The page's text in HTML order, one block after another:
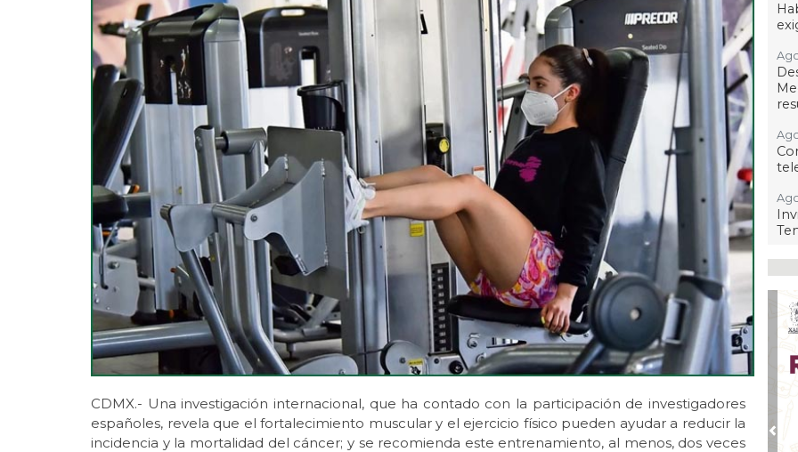
CDMX.- Una investigación internacional, que ha contado con la participación de investigadores
españoles, revela que el fortalecimiento muscular y el ejercicio físico pueden ayudar a reducir la
incidencia y la mortalidad del cáncer; y se recomienda este entrenamiento, al menos, dos veces